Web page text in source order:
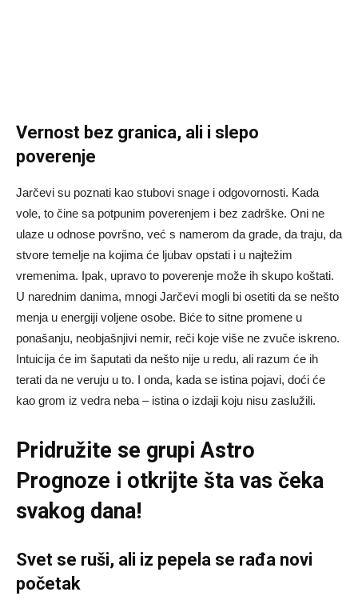
Vernost bez granica, ali i slepo
poverenje
Jarčevi su poznati kao stubovi snage i odgovornosti. Kada
vole, to čine sa potpunim poverenjem i bez zadrške. Oni ne
ulaze u odnose površno, već s namerom da grade, da traju, da
stvore temelje na kojima će ljubav opstati i u najtežim
vremenima. Ipak, upravo to poverenje može ih skupo koštati.
U narednim danima, mnogi Jarčevi mogli bi osetiti da se nešto
menja u energiji voljene osobe. Biće to sitne promene u
ponašanju, neobjašnjivi nemir, reči koje više ne zvuče iskreno.
Intuicija će im šaputati da nešto nije u redu, ali razum će ih
terati da ne veruju u to. I onda, kada se istina pojavi, doći će
kao grom iz vedra neba – istina o izdaji koju nisu zaslužili.
Pridružite se grupiAstro
Prognoze i otkrijte šta vas čeka
svakog dana!
Svet se ruši, ali iz pepela se rađa novi
početak